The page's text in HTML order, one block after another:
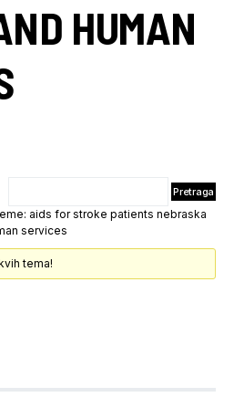
HUMAN
aids for stroke patients nebraska
services
tema!